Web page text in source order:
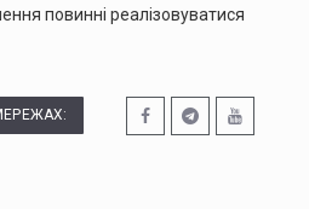
повинні реалізовуватися